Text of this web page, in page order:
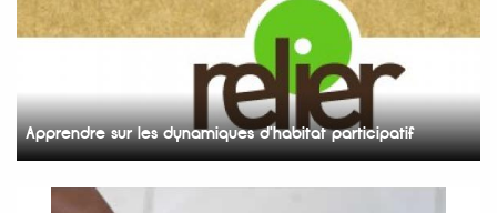
Apprendre sur les dynamiques d'habitat participatif